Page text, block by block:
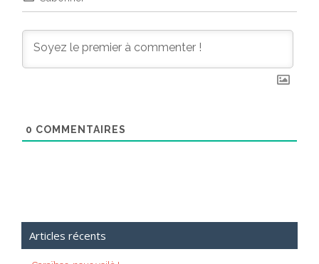
0 COMMENTAIRES
Articles récents